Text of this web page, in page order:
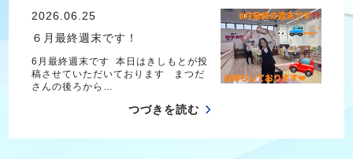
2026.06.25
６月最終週末です！
6月最終週末です 本日はきしもとが投
稿させていただいております まつだ
さんの後ろから…
つづきを読む